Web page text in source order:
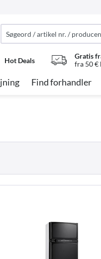
Hot Deals
Gratis
fra 50 €
Find forhandler